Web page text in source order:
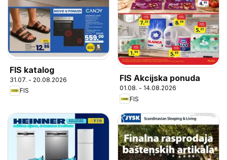
FIS katalog
31.07. - 20.08.2026
FIS
FIS Akcijska ponuda
01.08. - 14.08.2026
FIS